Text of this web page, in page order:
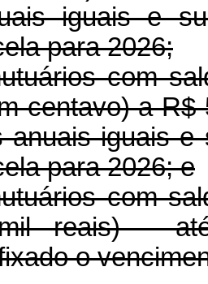
iguais e
para 2026;
com
centavo) a R$
anuais iguais
para 2026; e
com
mil reais) -
o